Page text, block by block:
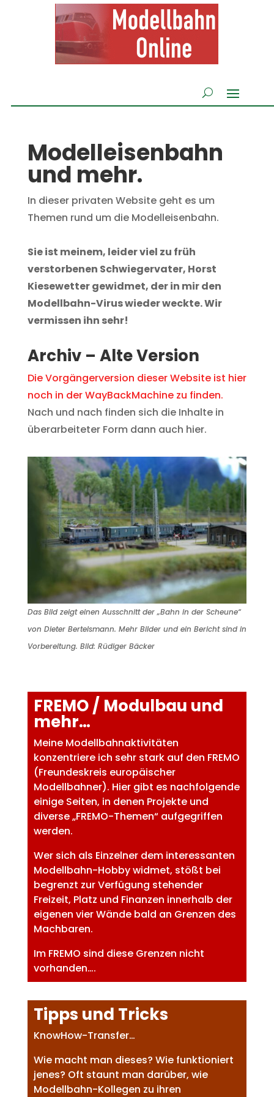
Modelleisenbahn
und mehr.
In dieser privaten Website geht es um
Themen rund um die Modelleisenbahn.
Sie ist meinem, leider viel zu früh
verstorbenen Schwiegervater, Horst
Kiesewettergewidmet, der in mir den
Modellbahn-Virus wieder weckte.Wir
vermissen ihn sehr!
Archiv – Alte Version
Die Vorgängerversion dieser Website ist hier
noch in der WayBackMachine zu finden.
Nach und nach finden sich die Inhalte in
überarbeiteter Form dann auch hier.
Das Bild zeigt einen Ausschnitt der „Bahn in der Scheune“
von Dieter Bertelsmann. Mehr Bilder und ein Bericht sind in
Vorbereitung. Bild: Rüdiger Bäcker
FREMO / Modulbau und
mehr…
Meine Modellbahnaktivitäten
konzentriere ich sehr stark auf den FREMO
(Freundeskreis europäischer
Modellbahner). Hier gibt es nachfolgende
einige Seiten, in denen Projekte und
diverse „FREMO-Themen“ aufgegriffen
werden.
Wer sich als Einzelner dem interessanten
Modellbahn-Hobby widmet, stößt bei
begrenzt zur Verfügung stehender
Freizeit, Platz und Finanzen innerhalb der
eigenen vier Wände bald an Grenzen des
Machbaren.
Im FREMO sind diese Grenzen nicht
vorhanden….
Tipps und Tricks
KnowHow-Transfer…
Wie macht man dieses? Wie funktioniert
jenes? Oft staunt man darüber, wie
Modellbahn-Kollegen zu ihren